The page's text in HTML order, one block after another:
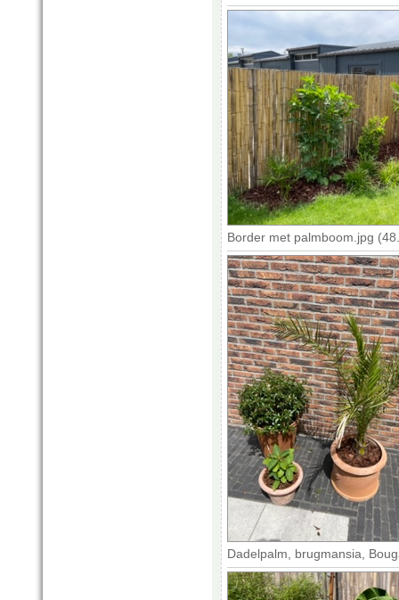
Border met palmboom.jpg
Dadelpalm, brugmansia,